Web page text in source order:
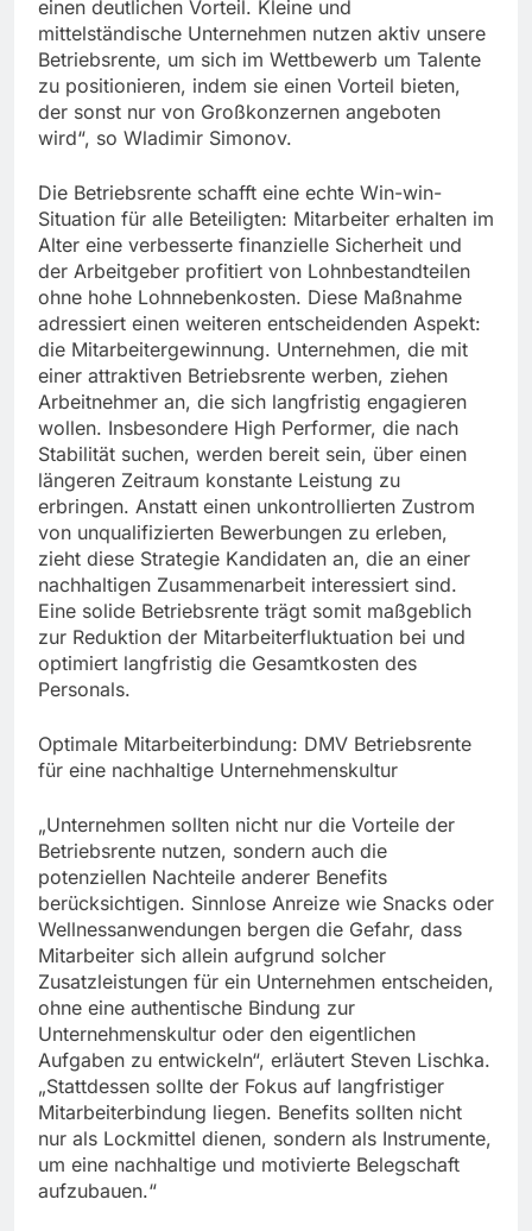
einen deutlichen Vorteil. Kleine und
mittelständische Unternehmen nutzen aktiv unsere
Betriebsrente, um sich im Wettbewerb um Talente
zu positionieren, indem sie einen Vorteil bieten,
der sonst nur von Großkonzernen angeboten
wird“, so Wladimir Simonov.
Die Betriebsrente schafft eine echte Win-win-
Situation für alle Beteiligten: Mitarbeiter erhalten im
Alter eine verbesserte finanzielle Sicherheit und
der Arbeitgeber profitiert von Lohnbestandteilen
ohne hohe Lohnnebenkosten. Diese Maßnahme
adressiert einen weiteren entscheidenden Aspekt:
die Mitarbeitergewinnung. Unternehmen, die mit
einer attraktiven Betriebsrente werben, ziehen
Arbeitnehmer an, die sich langfristig engagieren
wollen. Insbesondere High Performer, die nach
Stabilität suchen, werden bereit sein, über einen
längeren Zeitraum konstante Leistung zu
erbringen. Anstatt einen unkontrollierten Zustrom
von unqualifizierten Bewerbungen zu erleben,
zieht diese Strategie Kandidaten an, die an einer
nachhaltigen Zusammenarbeit interessiert sind.
Eine solide Betriebsrente trägt somit maßgeblich
zur Reduktion der Mitarbeiterfluktuation bei und
optimiert langfristig die Gesamtkosten des
Personals.
Optimale Mitarbeiterbindung: DMV Betriebsrente
für eine nachhaltige Unternehmenskultur
„Unternehmen sollten nicht nur die Vorteile der
Betriebsrente nutzen, sondern auch die
potenziellen Nachteile anderer Benefits
berücksichtigen. Sinnlose Anreize wie Snacks oder
Wellnessanwendungen bergen die Gefahr, dass
Mitarbeiter sich allein aufgrund solcher
Zusatzleistungen für ein Unternehmen entscheiden,
ohne eine authentische Bindung zur
Unternehmenskultur oder den eigentlichen
Aufgaben zu entwickeln“, erläutert Steven Lischka.
„Stattdessen sollte der Fokus auf langfristiger
Mitarbeiterbindung liegen. Benefits sollten nicht
nur als Lockmittel dienen, sondern als Instrumente,
um eine nachhaltige und motivierte Belegschaft
aufzubauen.“